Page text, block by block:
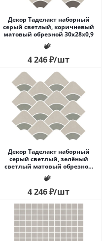
Декор Таделакт наборный
серый светлый, коричневый
матовый обрезной 30x28x0,9
4 246₽/шт
Декор Таделакт наборный
серый светлый, зелёный
светлый матовый обрезной
30x28x0,9
4 246₽/шт